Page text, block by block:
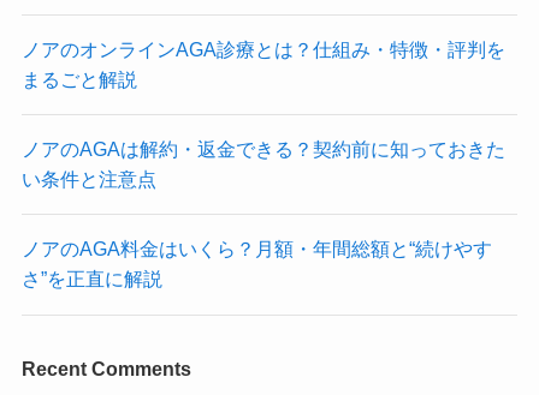
ノアのオンラインAGA診療とは？仕組み・特徴・評判を
まるごと解説
ノアのAGAは解約・返金できる？契約前に知っておきた
い条件と注意点
ノアのAGA料金はいくら？月額・年間総額と“続けやす
さ”を正直に解説
Recent Comments